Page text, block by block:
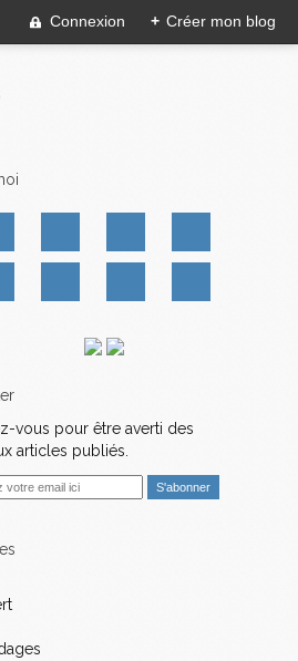
Connexion + Créer mon blog
vous pour être averti des
articles publiés.